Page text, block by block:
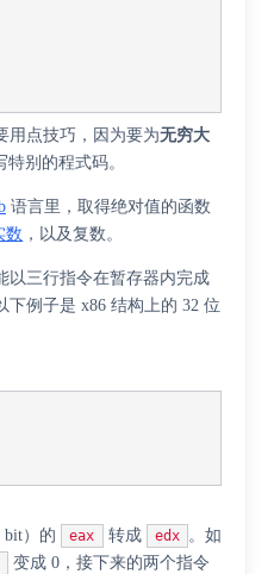
用点技巧，因为要为无穷大
特别的程式码。
语言里，取得绝对值的函数
数 ，以及复数。
以三行指令在暂存器内完成
例子是 x86 结构上的 32 位
bit）的 eax 转成 edx 。如
变成 0，接下来的两个指令